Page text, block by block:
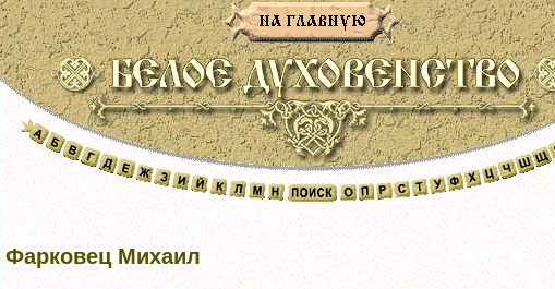
Фарковец Михаил